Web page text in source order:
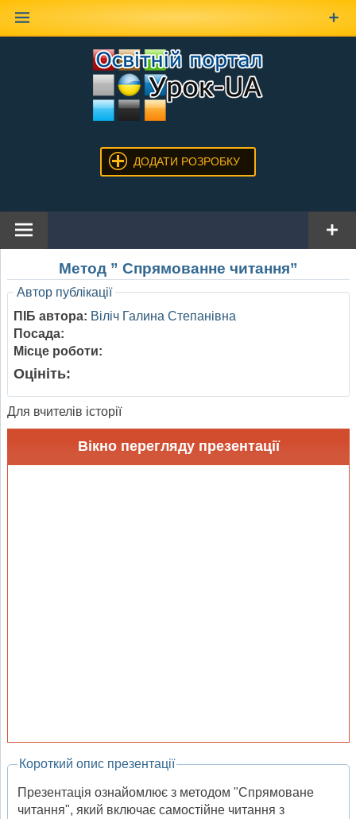
ДОДАТИ РОЗРОБКУ
Метод ” Спрямованне читання”
Автор публікації
ПІБ автора: Віліч Галина Степанівна
Посада:
Місце роботи:
Оцініть:
Для вчителів історії
Вікно перегляду презентації
Короткий опис презентації
Презентація ознайомлює з методом "Спрямоване
читання", який включає самостійне читання з